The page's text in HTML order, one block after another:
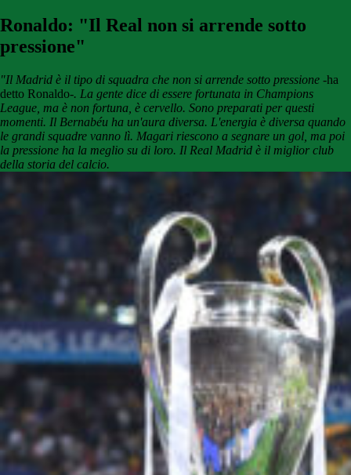
Ronaldo: "Il Real non si arrende sotto
pressione"
"Il Madrid è il tipo di squadra che non si arrende sotto pressione -ha
detto Ronaldo-. La gente dice di essere fortunata in Champions
League, ma è non fortuna, è cervello. Sono preparati per questi
momenti. Il Bernabéu ha un'aura diversa. L'energia è diversa quando
le grandi squadre vanno lì. Magari riescono a segnare un gol, ma poi
la pressione ha la meglio su di loro. Il Real Madrid è il miglior club
della storia del calcio.